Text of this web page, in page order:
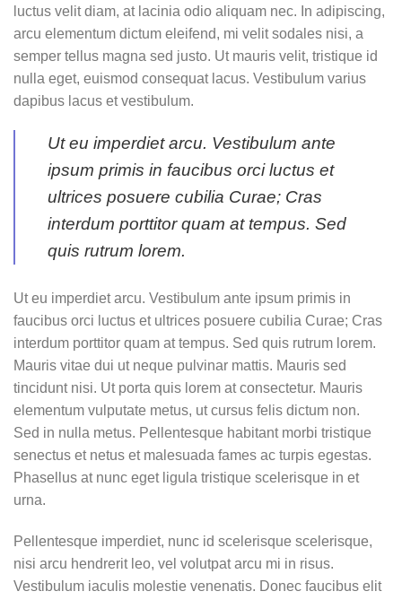
luctus velit diam, at lacinia odio aliquam nec. In adipiscing,
arcu elementum dictum eleifend, mi velit sodales nisi, a
semper tellus magna sed justo. Ut mauris velit, tristique id
nulla eget, euismod consequat lacus. Vestibulum varius
dapibus lacus et vestibulum.
Ut eu imperdiet arcu. Vestibulum ante
ipsum primis in faucibus orci luctus et
ultrices posuere cubilia Curae; Cras
interdum porttitor quam at tempus. Sed
quis rutrum lorem.
Ut eu imperdiet arcu. Vestibulum ante ipsum primis in
faucibus orci luctus et ultrices posuere cubilia Curae; Cras
interdum porttitor quam at tempus. Sed quis rutrum lorem.
Mauris vitae dui ut neque pulvinar mattis. Mauris sed
tincidunt nisi. Ut porta quis lorem at consectetur. Mauris
elementum vulputate metus, ut cursus felis dictum non.
Sed in nulla metus. Pellentesque habitant morbi tristique
senectus et netus et malesuada fames ac turpis egestas.
Phasellus at nunc eget ligula tristique scelerisque in et
urna.
Pellentesque imperdiet, nunc id scelerisque scelerisque,
nisi arcu hendrerit leo, vel volutpat arcu mi in risus.
Vestibulum iaculis molestie venenatis. Donec faucibus elit